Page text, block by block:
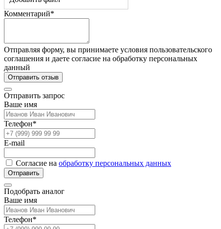
Комментарий*
Отправляя форму, вы принимаете условия пользовательского
соглашения и даете согласие на обработку персональных
данный
Отправить отзыв
Отправить запрос
Ваше имя
Телефон*
E-mail
Согласие на обработку персональных данных
Отправить
Подобрать аналог
Ваше имя
Телефон*